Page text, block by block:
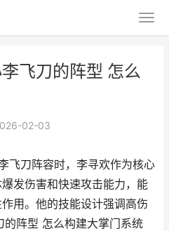
飞刀的阵型 怎么
02-03
飞刀阵容时，李寻欢作为核心
发伤害和快速攻击能力，能
用。他的技能设计强调高伤
的阵型 怎么构建大掌门系统